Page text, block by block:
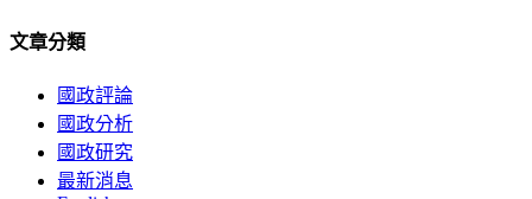
文章分類
國政評論
國政分析
國政研究
最新消息